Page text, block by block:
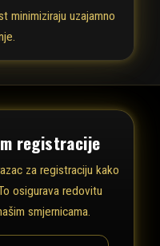
minimiziraju uzajamno
registracije
za registraciju kako
osigurava redovitu
smjernicama.